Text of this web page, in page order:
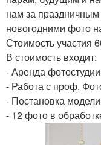
нам за
новогодними фото
Стоимость участия
В стоимость входит:
- Аренда
- Работа с проф.
- Постановка
- 12 фото в